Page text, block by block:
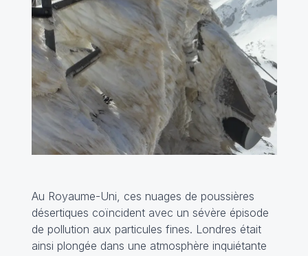
Au Royaume-Uni, ces nuages de poussières
désertiques coïncident avec un sévère épisode
de pollution aux particules fines. Londres était
ainsi plongée dans une atmosphère inquiétante